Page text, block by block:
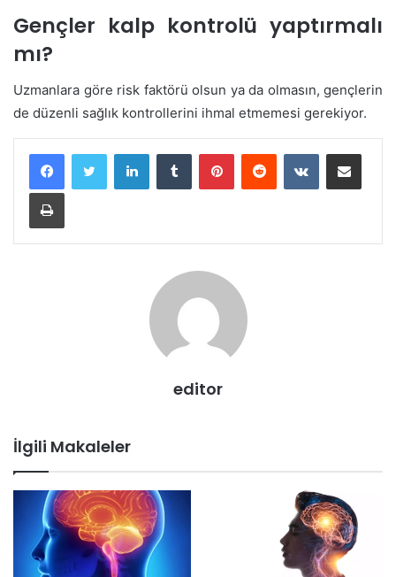
Gençler kalp kontrolü yaptırmalı
mı?
Uzmanlara göre risk faktörü olsun ya da olmasın, gençlerin
de düzenli sağlık kontrollerini ihmal etmemesi gerekiyor.
LinkedInTumblr PinterestReddit VKontakteE-Posta ile paylaş
Yazdır
editor
İlgili Makaleler